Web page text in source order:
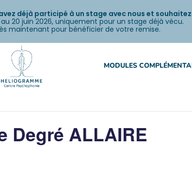
MODULES
Degré ALLAIRE
déjà participé à un stage avec nous et souhaitez
20 juin 2026, uniquement pour un stage déjà vécu.
maintenant pour bénéficier de votre remise.